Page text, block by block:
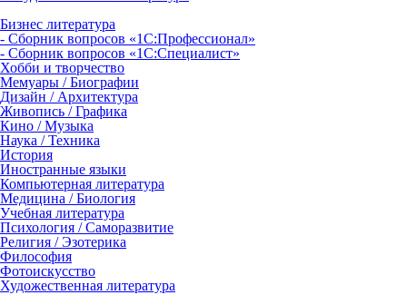
Бизнес литература
- Сборник вопросов «1С:Профессионал»
- Сборник вопросов «1С:Специалист»
Хобби и творчество
Мемуары / Биографии
Дизайн / Архитектура
Живопись / Графика
Кино / Музыка
Наука / Техника
История
Иностранные языки
Компьютерная литература
Медицина / Биология
Учебная литература
Психология / Саморазвитие
Религия / Эзотерика
Философия
Фотоискусство
Художественная литература